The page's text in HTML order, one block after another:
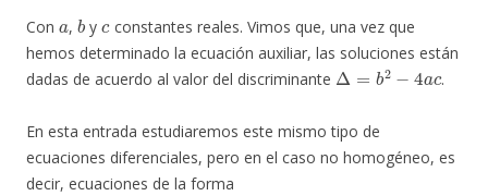
Con ,
b
y constantes reales. Vimos que, una vez que
hemos determinado la ecuación auxiliar, las soluciones están
dadas de acuerdo al valor del discriminante
Δ=b2−4a c
.
En esta entrada estudiaremos este mismo tipo de
ecuaciones diferenciales, pero en el caso no homogéneo, es
decir, ecuaciones de la forma